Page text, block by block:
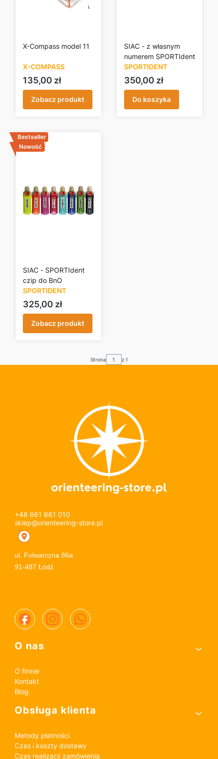
X-Compass model 11
X-COMPASS
Cena
135,00 zł
Zobacz produkt
SIAC - z własnym
numerem SPORTIdent
SPORTIDENT
Cena
350,00 zł
Do koszyka
Bestseller
Nowość
SIAC - SPORTIdent
czip do BnO
SPORTIDENT
Cena
325,00 zł
Zobacz produkt
Strona z 1
+48 661 661 010
sklep@orienteering-store.pl
ul. Folwarczna 86a
91-487 Łódź
Linki w stopce
O nas
O firmie
Kontakt
Blog
Obsługa klienta
Metody płatności
Czas i koszty dostawy
Czas realizacji zamówienia